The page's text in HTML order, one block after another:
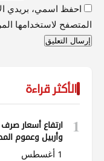
احفظ اسمي، بريدي
المتصفح لاستخدامها
الأكثر قراءة
1
ارتفاع أسعار صرف
وأربيل وعموم
1 أغسطس